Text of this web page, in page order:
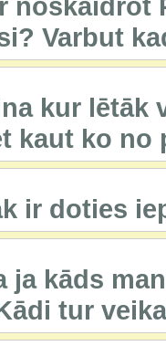
Varbut
kur lētāk
kaut ko no
ir doties
ja kāds
tur